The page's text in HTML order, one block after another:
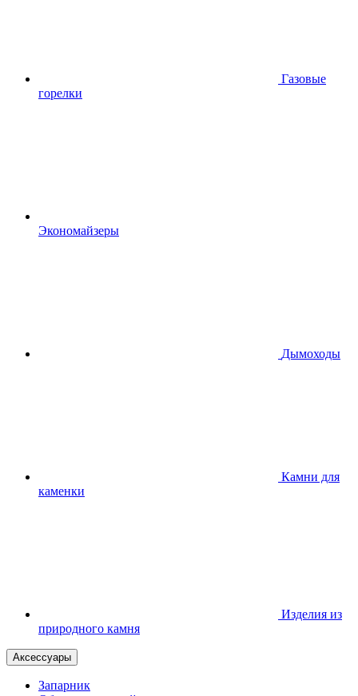
Газовые
горелки
Экономайзеры
Дымоходы
Камни для
каменки
Изделия из
природного камня
Аксессуары
Запарник